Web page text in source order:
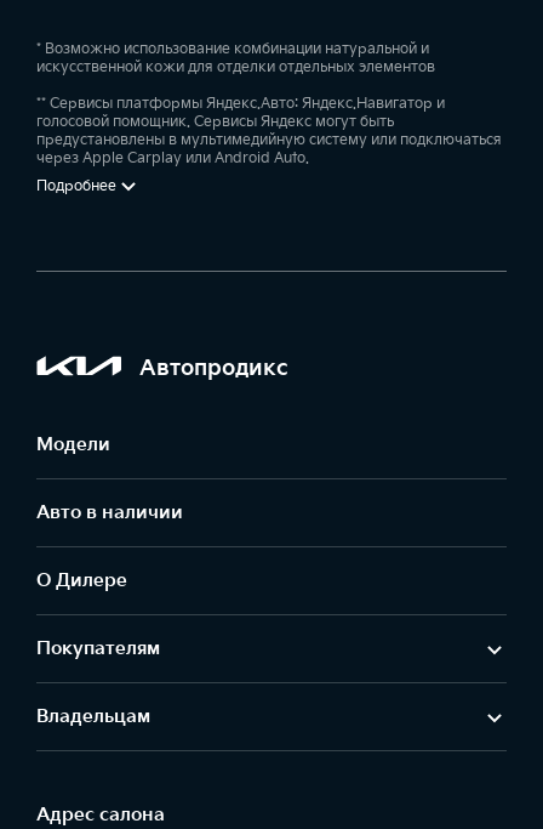
* Возможно использование комбинации натуральной и
искусственной кожи для отделки отдельных элементов
** Сервисы платформы Яндекс.Авто: Яндекс.Навигатор и
голосовой помощник. Сервисы Яндекс могут быть
предустановлены в мультимедийную систему или подключаться
через Apple Carplay или Android Auto.
Подробнее
Автопродикс
Модели
Авто в наличии
О Дилере
Покупателям
Владельцам
Адрес салонa